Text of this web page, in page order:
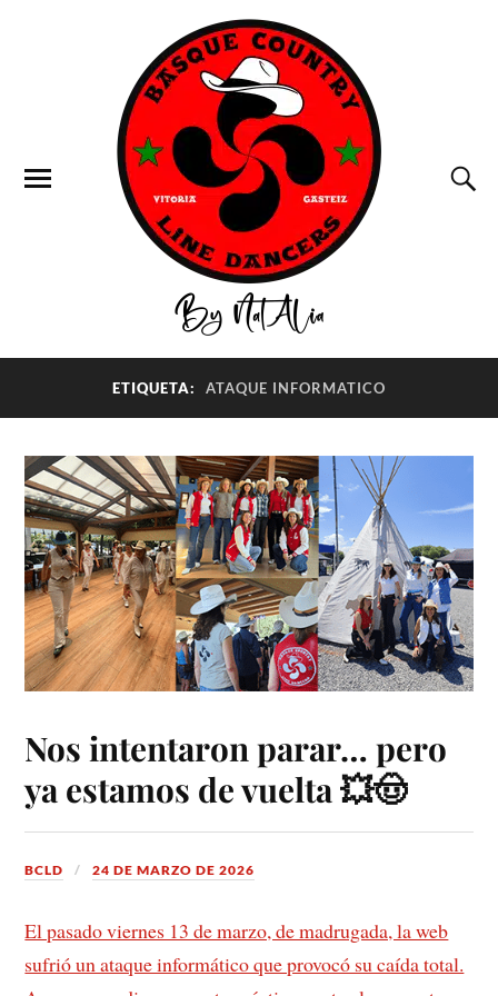
ETIQUETA: ATAQUE INFORMATICO
Nos intentaron parar… pero
ya estamos de vuelta 💥🤠
BCLD 24 DE MARZO DE 2026
El pasado viernes 13 de marzo, de madrugada, la web
sufrió un ataque informático que provocó su caída total.